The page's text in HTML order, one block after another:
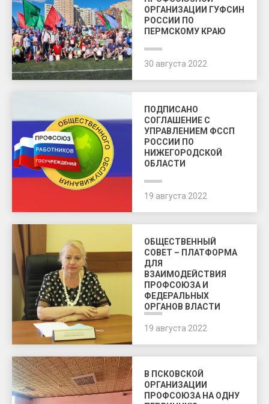
ОРГАНИЗАЦИИ ГУФСИН
РОССИИ ПО
ПЕРМСКОМУ КРАЮ
30 августа 2022
ПОДПИСАНО
СОГЛАШЕНИЕ С
УПРАВЛЕНИЕМ ФССП
РОССИИ ПО
НИЖЕГОРОДСКОЙ
ОБЛАСТИ
19 августа 2022
ОБЩЕСТВЕННЫЙ
СОВЕТ – ПЛАТФОРМА
ДЛЯ
ВЗАИМОДЕЙСТВИЯ
ПРОФСОЮЗА И
ФЕДЕРАЛЬНЫХ
ОРГАНОВ ВЛАСТИ
19 августа 2022
В ПСКОВСКОЙ
ОРГАНИЗАЦИИ
ПРОФСОЮЗА НА ОДНУ